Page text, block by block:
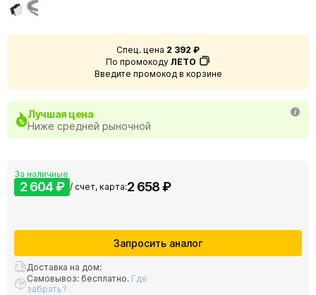
Спец. цена 2 392 ₽
По промокоду ЛЕТО
Введите промокод в корзине
Лучшая цена
Ниже средней рыночной
За наличные
2 604 ₽ / счет, карта:2 658 ₽
Запросить аналог
Доставка на дом:
Самовывоз: бесплатно. Где
забрать?